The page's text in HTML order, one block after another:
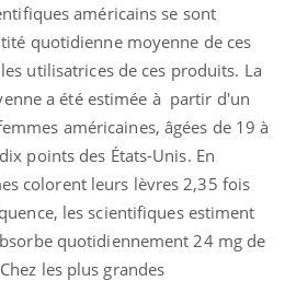
américains se sont
quotidienne moyenne de ces
utilisatrices de ces produits. La
a été estimée à partir d'un
américaines, âgées de 19 à
points des États-Unis. En
colorent leurs lèvres 2,35 fois
les scientifiques estiment
quotidiennement 24 mg de
les plus grandes